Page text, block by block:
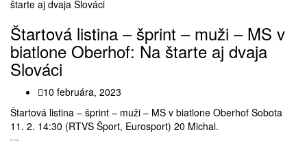
Štartová listina – šprint – muži – MS v
biatlone Oberhof: Na štarte aj dvaja
Slováci
10 februára, 2023
Štartová listina – šprint – muži – MS v biatlone Oberhof Sobota
11. 2. 14:30 (RTVS Šport, Eurosport) 20 Michal.